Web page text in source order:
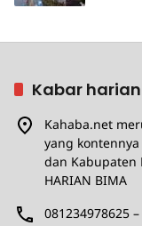
Kabar
Kahaba.net
yang
dan Kabupaten
HARIAN BIMA
081234978625